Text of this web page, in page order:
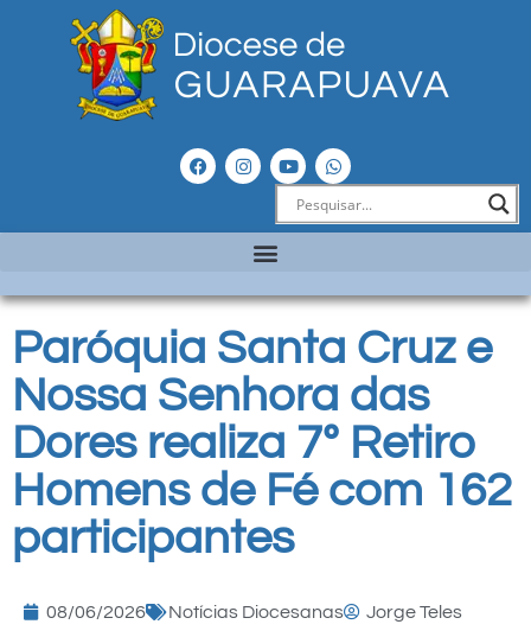
Paróquia Santa Cruz e
Nossa Senhora das
Dores realiza 7º Retiro
Homens de Fé com 162
participantes
08/06/2026 Notícias Diocesanas Jorge Teles